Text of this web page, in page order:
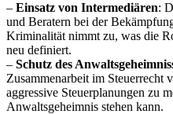
– Einsatz von Intermediären:
und Beratern bei der
Kriminalität nimmt zu, was die
neu definiert.
– Schutz des
Zusammenarbeit im Steuerrecht
aggressive Steuerplanungen zu
Anwaltsgeheimnis stehen kann.